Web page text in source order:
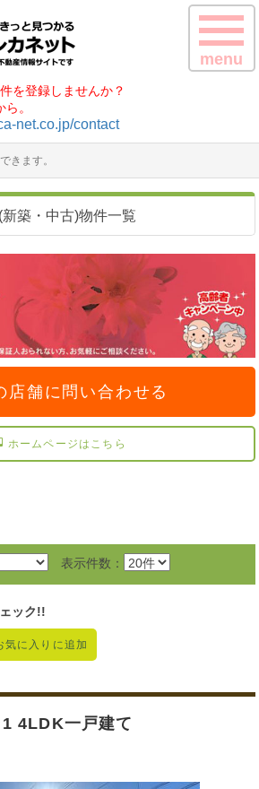
を登録しませんか？
。
net.co.jp/contact
menu
きます。
築・中古)物件一覧
店舗に問い合わせる
ホームページはこちら
表示件数：
ック!!
気に入りに追加
4LDK一戸建て